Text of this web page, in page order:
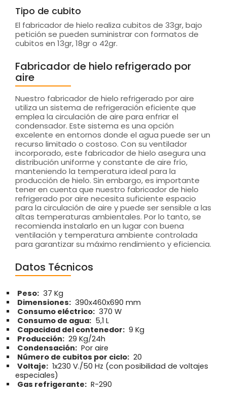
Tipo de cubito
El fabricador de hielo realiza cubitos de 33gr, bajo
petición se pueden suministrar con formatos de
cubitos en 13gr, 18gr o 42gr.
Fabricador de hielo refrigerado por
aire
Nuestro fabricador de hielo refrigerado por aire
utiliza un sistema de refrigeración eficiente que
emplea la circulación de aire para enfriar el
condensador. Este sistema es una opción
excelente en entornos donde el agua puede ser un
recurso limitado o costoso. Con su ventilador
incorporado, este fabricador de hielo asegura una
distribución uniforme y constante de aire frío,
manteniendo la temperatura ideal para la
producción de hielo. Sin embargo, es importante
tener en cuenta que nuestro fabricador de hielo
refrigerado por aire necesita suficiente espacio
para la circulación de aire y puede ser sensible a las
altas temperaturas ambientales. Por lo tanto, se
recomienda instalarlo en un lugar con buena
ventilación y temperatura ambiente controlada
para garantizar su máximo rendimiento y eficiencia.
Datos Técnicos
Peso: 37 Kg
Dimensiones: 390x460x690 mm
Consumo eléctrico: 370 W
Consumo de agua: 5,1 L
Capacidad del contenedor: 9 Kg
Producción: 29 Kg/24h
Condensación: Por aire
Número de cubitos por ciclo: 20
Voltaje: 1x230 V./50 Hz (con posibilidad de voltajes
especiales)
Gas refrigerante: R-290